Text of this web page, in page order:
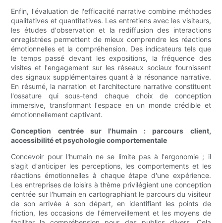
Enfin, l'évaluation de l'efficacité narrative combine méthodes
qualitatives et quantitatives. Les entretiens avec les visiteurs,
les études d'observation et la rediffusion des interactions
enregistrées permettent de mieux comprendre les réactions
émotionnelles et la compréhension. Des indicateurs tels que
le temps passé devant les expositions, la fréquence des
visites et l'engagement sur les réseaux sociaux fournissent
des signaux supplémentaires quant à la résonance narrative.
En résumé, la narration et l'architecture narrative constituent
l'ossature qui sous-tend chaque choix de conception
immersive, transformant l'espace en un monde crédible et
émotionnellement captivant.
Conception centrée sur l'humain : parcours client,
accessibilité et psychologie comportementale
Concevoir pour l'humain ne se limite pas à l'ergonomie ; il
s'agit d'anticiper les perceptions, les comportements et les
réactions émotionnelles à chaque étape d'une expérience.
Les entreprises de loisirs à thème privilégient une conception
centrée sur l'humain en cartographiant le parcours du visiteur
de son arrivée à son départ, en identifiant les points de
friction, les occasions de l'émerveillement et les moyens de